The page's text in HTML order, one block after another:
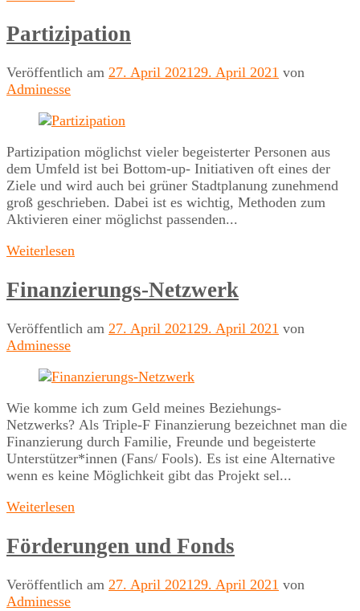
Partizipation
Veröffentlich am 27. April 202129. April 2021 von
Adminesse
Partizipation möglichst vieler begeisterter Personen aus
dem Umfeld ist bei Bottom-up- Initiativen oft eines der
Ziele und wird auch bei grüner Stadtplanung zunehmend
groß geschrieben. Dabei ist es wichtig, Methoden zum
Aktivieren einer möglichst passenden...
Weiterlesen
Finanzierungs-Netzwerk
Veröffentlich am 27. April 202129. April 2021 von
Adminesse
Wie komme ich zum Geld meines Beziehungs-
Netzwerks? Als Triple-F Finanzierung bezeichnet man die
Finanzierung durch Familie, Freunde und begeisterte
Unterstützer*innen (Fans/ Fools). Es ist eine Alternative
wenn es keine Möglichkeit gibt das Projekt sel...
Weiterlesen
Förderungen und Fonds
Veröffentlich am 27. April 202129. April 2021 von
Adminesse